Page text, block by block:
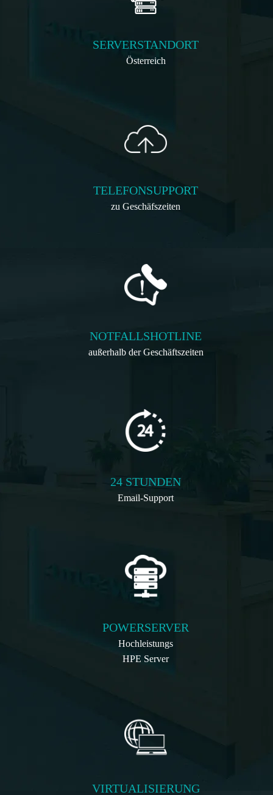
SERVERSTANDORT
Österreich
TELEFONSUPPORT
zu Geschäfszeiten
NOTFALLSHOTLINE
außerhalb der Geschäftszeiten
24 STUNDEN
Email-Support
POWERSERVER
Hochleistungs
HPE Server
VIRTUALISIERUNG